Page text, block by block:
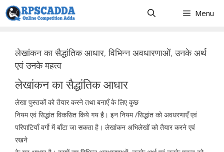
Skip
to
Menu
लेखांकन का सैद्धांतिक आधार, विभिन्न अवधारणाओं, उनके अर्थ
एवं उनके महत्व
लेखांकन का सैद्धांतिक आधार
लेखा पुस्तकों को तैयार करने तथा बनाएँ के लिए कुछ
नियम एवं सिद्धांत विकसित किये गय है। इन नियम /सिद्धांत को अवधरणाएँ एवं
परिपाटियाँ वर्गो में बाँटा जा सकता है। लेखांकन अभिलेखों को तैयार करने एवं
रखने